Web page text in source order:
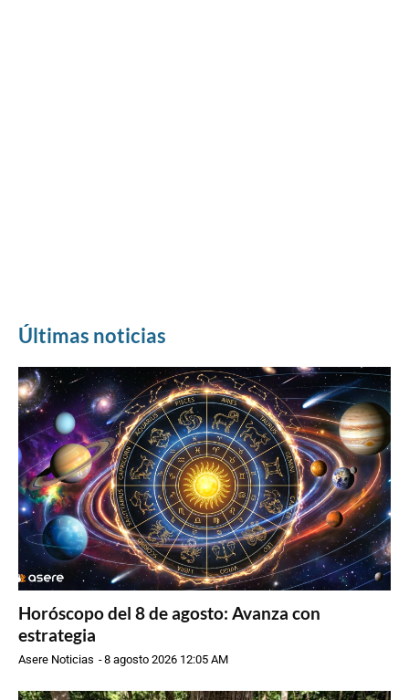
Últimas noticias
Horóscopo del 8 de agosto: Avanza con
estrategia
Asere Noticias -8 agosto 2026 12:05 AM